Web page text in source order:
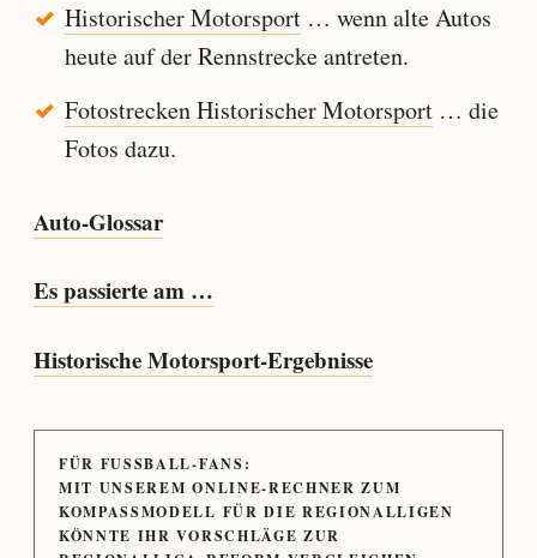
Historischer Motorsport… wenn alte Autos
heute auf der Rennstrecke antreten.
Fotostrecken Historischer Motorsport… die
Fotos dazu.
Auto-Glossar
Es passierte am …
Historische Motorsport-Ergebnisse
FÜR FUSSBALL-FANS:
MIT UNSEREM ONLINE-RECHNER ZUM
KOMPASSMODELL FÜR DIE REGIONALLIGEN
KÖNNTE IHR VORSCHLÄGE ZUR